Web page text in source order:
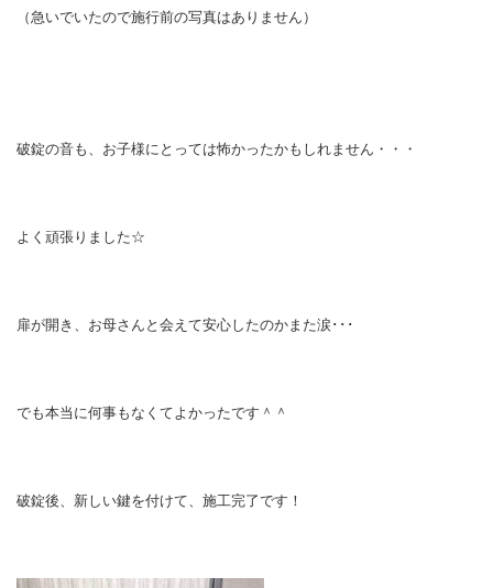
（急いでいたので施行前の写真はありません）
破錠の音も、お子様にとっては怖かったかもしれません・・・
よく頑張りました☆
扉が開き、お母さんと会えて安心したのかまた涙･･･
でも本当に何事もなくてよかったです＾＾
破錠後、新しい鍵を付けて、施工完了です！